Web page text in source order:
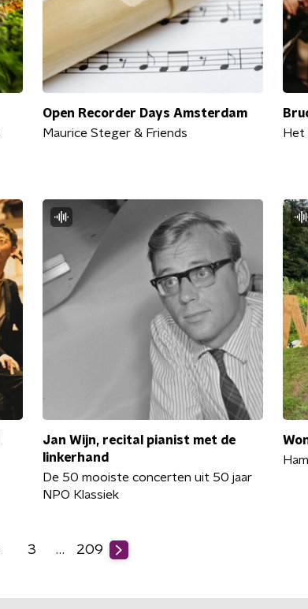
Open Recorder Days Amsterdam
Maurice Steger & Friends
Het
Jan Wijn, recital pianist met de
linkerhand
De 50 mooiste concerten uit 50 jaar
NPO Klassiek
3 … 209